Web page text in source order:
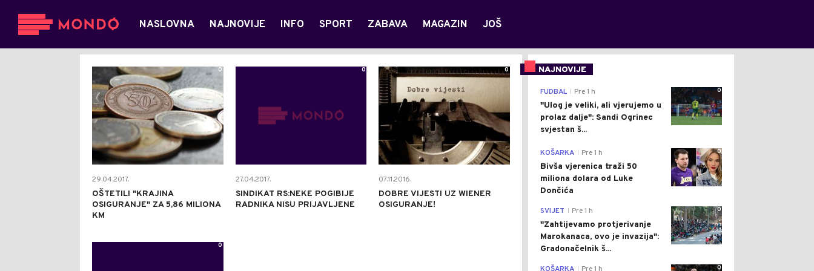
NASLOVNA NAJNOVIJE INFO SPORT ZABAVA MAGAZIN JOŠ
29.04.2017.
OŠTETILI "KRAJINA
OSIGURANJE" ZA 5,86 MILIONA
KM
0
27.04.2017.
SINDIKAT RS:NEKE POGIBIJE
RADNIKA NISU PRIJAVLJENE
0
07.11.2016.
DOBRE VIJESTI UZ WIENER
OSIGURANJE!
0
0
NAJNOVIJE
0
FUDBAL Pre 1 h
"Ulog je veliki, ali vjerujemo u
prolaz dalje": Sandi Ogrinec
svjestan š...
0
KOŠARKA Pre 1 h
Bivša vjerenica traži 50
miliona dolara od Luke
Dončića
0
SVIJET Pre 1 h
"Zahtijevamo protjerivanje
Marokanaca, ovo je invazija":
Gradonačelnik š...
0